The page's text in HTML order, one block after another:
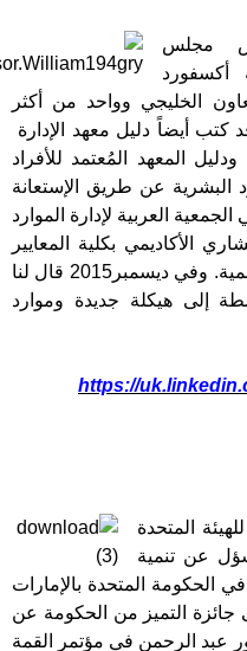
مجلس
أكسفورد
الخليجي وواحد من أكثر
كتب أيضاً دليل معهد الإدارة
المعهد المُعتمد للأفراد
البشرية عن طريق الإستعانة
العربية لإدارة الموارد
الأكاديمي بكلية المعايير
المهنية بالمعهد المُعتمد للأفراد والتنمية. وفي ديسمبر2015 قال لنا
إلى هيكلة جديدة وموارد
https://
المتحدة
عن تنمية
الحكومة المتحدة بالإمارات
في 2014 حاز على جائزة التميز من الحكومة عن
عبد الرحمن في مؤتمر القمة